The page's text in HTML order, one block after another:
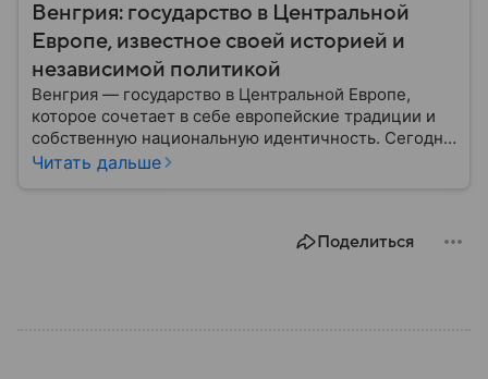
Венгрия: государство в Центральной
Европе, известное своей историей и
независимой политикой
Венгрия — государство в Центральной Европе,
которое сочетает в себе европейские традиции и
собственную национальную идентичность. Сегодня
страна играет заметную роль в политике ЕС, а ее
Читать дальше
Поделиться